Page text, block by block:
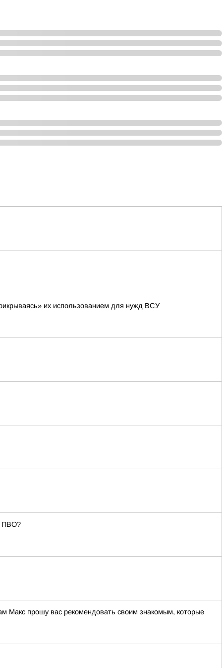
их использованием для нужд ВСУ
ПВО?
Макс прошу вас рекомендовать своим знакомым, которые